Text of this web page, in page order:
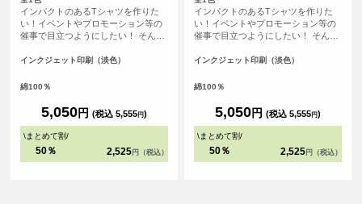
インパクトのあるTシャツを作りた
い！イベントやプロモーション等の
催事で目立つようにしたい！ そんな
ントできるTシャツです。首元から袖
所にプリントを入れることができま
伸びにくく耐久性の高い、5.6オンス
生地のTシャツを使用。せっかくデザ
インした全面プリントも剥がれるこ
用しています。
インクジェット印刷（淡色）
綿100％
5,050円 (税込 5,555円)
\まとめて割/
50％ 2,525 円（税込）
インパクトのあるTシャツを作りた
い！イベントやプロモーション等の
催事で目立つようにしたい！ そんな
ントできるTシャツです。首元から袖
所にプリントを入れることができま
伸びにくく耐久性の高い、5.6オンス
生地のTシャツを使用。せっかくデザ
インした全面プリントも剥がれるこ
用しています。
インクジェット印刷（淡色）
綿100％
5,050円 (税込 5,555円)
\まとめて割/
50％ 2,525 円（税込）